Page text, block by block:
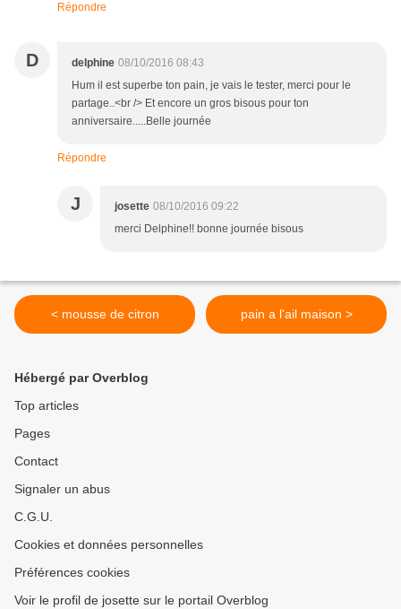
Répondre
D delphine 08/10/2016 08:43
Hum il est superbe ton pain, je vais le tester, merci pour le
partage..<br /> Et encore un gros bisous pour ton
anniversaire.....Belle journée
Répondre
J josette 08/10/2016 09:22
merci Delphine!! bonne journée bisous
< mousse de citron pain a l'ail maison >
Hébergé par Overblog
Top articles
Pages
Contact
Signaler un abus
C.G.U.
Cookies et données personnelles
Préférences cookies
Voir le profil de josette sur le portail Overblog